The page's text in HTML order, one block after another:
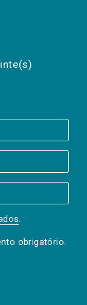
.
obrigatório.